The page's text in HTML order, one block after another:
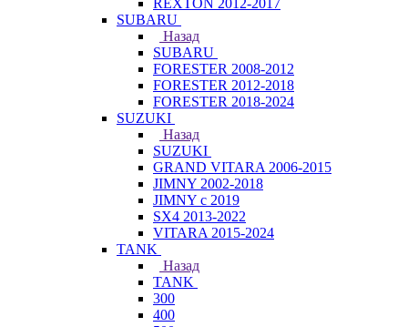
REXTON 2012-2017
SUBARU
Назад
SUBARU
FORESTER 2008-2012
FORESTER 2012-2018
FORESTER 2018-2024
SUZUKI
Назад
SUZUKI
GRAND VITARA 2006-2015
JIMNY 2002-2018
JIMNY с 2019
SX4 2013-2022
VITARA 2015-2024
TANK
Назад
TANK
300
400